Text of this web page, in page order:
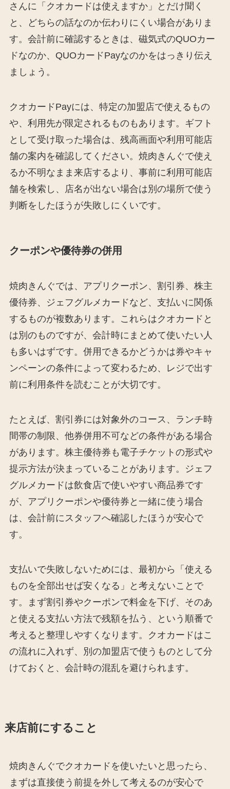
さんに「クオカードは使えますか」とだけ聞く
と、どちらの話なのか伝わりにくい場合がありま
す。会計前に確認するときは、磁気式のQUOカー
ドなのか、QUOカードPayなのかをはっきり伝え
ましょう。
クオカードPayには、特定の加盟店で使えるもの
や、利用先が限定されるものもあります。ギフト
として受け取った場合は、残高画面や利用可能店
舗の案内を確認してください。焼肉きんぐで使え
るか不明なまま来店するより、事前に利用可能店
舗を検索し、店名が出ない場合は別の場所で使う
判断をしたほうが失敗しにくいです。
クーポンや優待券の併用
焼肉きんぐでは、アプリクーポン、割引券、株主
優待券、ジェフグルメカードなど、支払いに関係
するものが複数あります。これらはクオカードと
は別のものですが、会計時にまとめて使いたい人
も多いはずです。併用できるかどうかは券やキャ
ンペーンの条件によって変わるため、レジで出す
前に利用条件を読むことが大切です。
たとえば、割引券には対象外のコース、ランチ時
間帯の制限、他券併用不可などの条件がある場合
があります。株主優待券も電子チケットの形式や
提示方法が決まっていることがあります。ジェフ
グルメカードは飲食店で使いやすい商品券です
が、アプリクーポンや優待券と一緒に使う場合
は、会計前にスタッフへ確認したほうが安心で
す。
支払いで失敗しないためには、最初から「使える
ものを全部出せば安くなる」と考えないことで
す。まず割引券やクーポンで料金を下げ、そのあ
と使える支払い方法で残額を払う、という順番で
考えると整理しやすくなります。クオカードはこ
の流れに入れず、別の加盟店で使うものとして分
けておくと、会計時の混乱を避けられます。
来店前にすること
焼肉きんぐでクオカードを使いたいと思ったら、
まずは直接使う前提を外して考えるのが安心で